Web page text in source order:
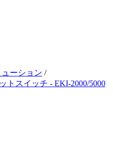
ーション /
トスイッチ - EKI-2000/5000